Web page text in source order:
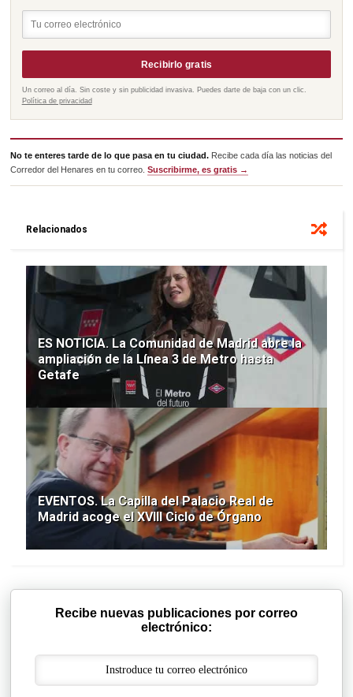
Recibirlo gratis
Un correo al día. Sin coste y sin publicidad invasiva. Puedes darte de baja con un clic.
Política de privacidad
No te enteres tarde de lo que pasa en tu ciudad. Recibe cada día las noticias del
Corredor del Henares en tu correo.Suscribirme, es gratis →
Relacionados
ES NOTICIA. La Comunidad de Madrid abre la
ampliación de la Línea 3 de Metro hasta
Getafe
EVENTOS. La Capilla del Palacio Real de
Madrid acoge el XVIII Ciclo de Órgano
Recibe nuevas publicaciones por correo
electrónico: